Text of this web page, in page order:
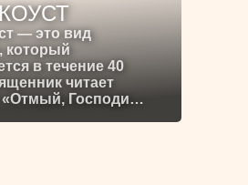
— это вид
который
в течение 40
читает
«Отмый, Господи…